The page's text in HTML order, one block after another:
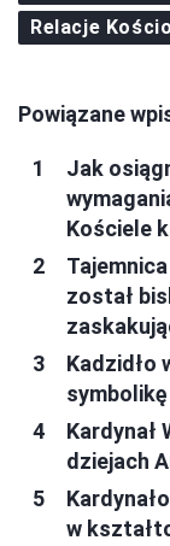
Relacje
Powiązane
Jak
Kościele
został
Kadzidło
Kardynał
dziejach
w